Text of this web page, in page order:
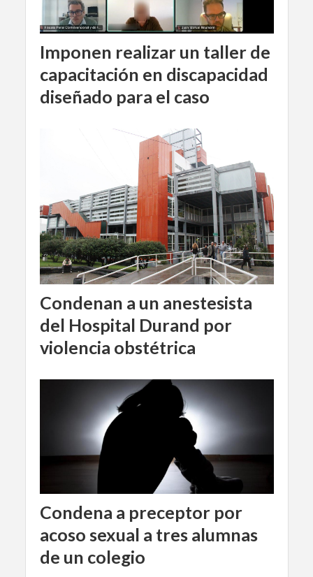
Imponen realizar un taller de
capacitación en discapacidad
diseñado para el caso
Condenan a un anestesista
del Hospital Durand por
violencia obstétrica
Condena a preceptor por
acoso sexual a tres alumnas
de un colegio